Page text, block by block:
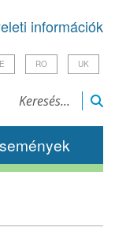
információk
RO UK